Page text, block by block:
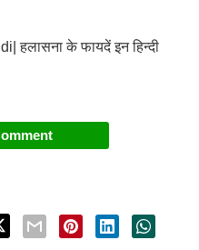
हलासना के फायदें इन हिन्दी